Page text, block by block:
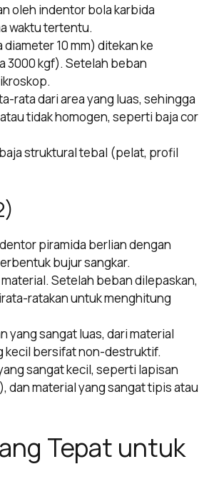
oleh indentor bola karbida
waktu tertentu.
10 mm) ditekan ke
3000 kgf). Setelah beban
rata dari area yang luas, sehingga
tidak homogen, seperti baja cor
struktural tebal (pelat, profil
piramida berlian dengan
bujur sangkar.
Setelah beban dilepaskan,
ratakan untuk menghitung
yang sangat luas, dari material
kecil bersifat non-destruktif.
sangat kecil, seperti lapisan
dan material yang sangat tipis atau
Tepat untuk